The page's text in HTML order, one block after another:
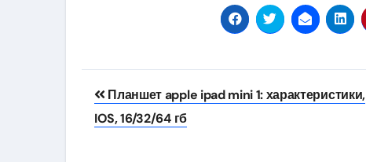
Навигация
по
Планшет apple ipad mini 1: характеристики,
IOS, 16/32/64 гб